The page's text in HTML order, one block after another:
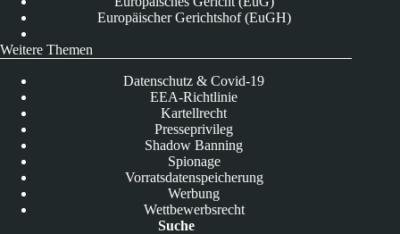
Europäischer Gerichtshof (EuGH)
Weitere Themen
Datenschutz & Covid-19
EEA-Richtlinie
Kartellrecht
Presseprivileg
Shadow Banning
Spionage
Vorratsdatenspeicherung
Werbung
Wettbewerbsrecht
Suche